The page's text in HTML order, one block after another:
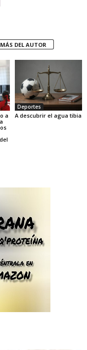
MÁS DEL AUTOR
a
Deportes
A descubrir el agua tibia